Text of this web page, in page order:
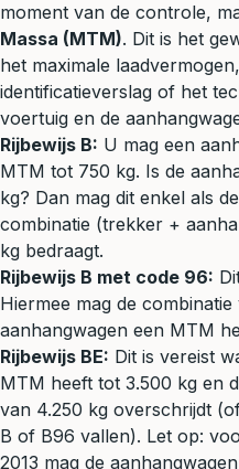
moment van de controle,
Massa (MTM). Dit is het
het maximale
identificatieverslag of het
voertuig en de
Rijbewijs B: U mag een
MTM tot 750 kg. Is de
kg? Dan mag dit enkel als
combinatie (trekker +
kg bedraagt.
Rijbewijs B met code 96:
Hiermee mag de
aanhangwagen een MTM
Rijbewijs BE: Dit is vereist
MTM heeft tot 3.500 kg en
van 4.250 kg overschrijdt
B of B96 vallen). Let op:
2013 mag de